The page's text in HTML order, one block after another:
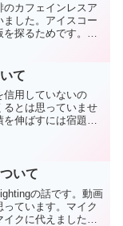
カフェインレスア
ました。アイスコー
探るためです。結
コーヒーらしい味
くて...
て
信用していないの
るとは思っていませ
伸ばすには宿題が
きれば...
いて
の話です。動画
ています。マイク
クに代えました。